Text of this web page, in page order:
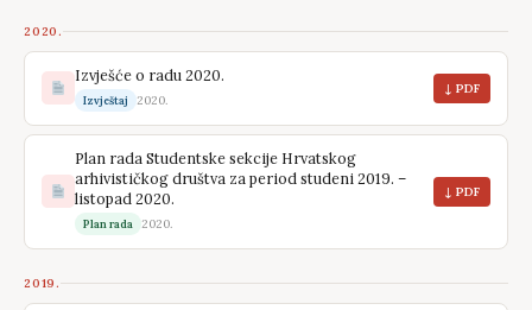
2020.
Izvješće o radu 2020.
Izvještaj 2020.
↓ PDF
Plan rada Studentske sekcije Hrvatskog
arhivističkog društva za period studeni 2019. –
listopad 2020.
Plan rada 2020.
↓ PDF
2019.